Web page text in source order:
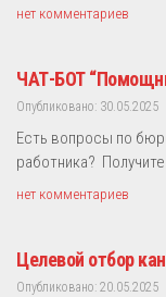
нет комментариев
ЧАТ-БОТ
Опубликовано: 30.05.2025
Есть вопросы по
работника?
нет комментариев
Целевой отбор
Опубликовано: 20.05.2025